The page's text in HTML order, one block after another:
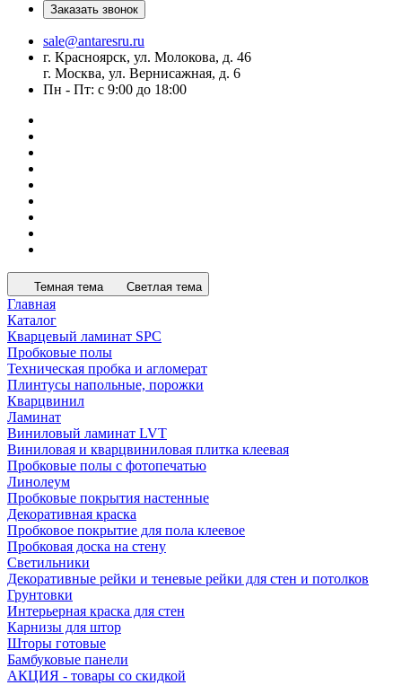
Заказать звонок
sale@antaresru.ru
г. Красноярск, ул. Молокова, д. 46
г. Москва, ул. Вернисажная, д. 6
Пн - Пт: с 9:00 до 18:00
Темная тема Светлая тема
Главная
Каталог
Кварцевый ламинат SPC
Пробковые полы
Техническая пробка и агломерат
Плинтусы напольные, порожки
Кварцвинил
Ламинат
Виниловый ламинат LVT
Виниловая и кварцвиниловая плитка клеевая
Пробковые полы с фотопечатью
Линолеум
Пробковые покрытия настенные
Декоративная краска
Пробковое покрытие для пола клеевое
Пробковая доска на стену
Светильники
Декоративные рейки и теневые рейки для стен и потолков
Грунтовки
Интерьерная краска для стен
Карнизы для штор
Шторы готовые
Бамбуковые панели
АКЦИЯ - товары со скидкой